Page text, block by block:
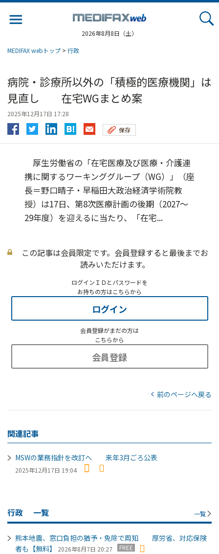
2026年8月8日（土）
MEDIFAX webトップ > 行政
病院・診療所以外の「積極的医療機関」は
見直し 在宅WGまとめ案
2025年12月17日 17:28
保存
厚生労働省の「在宅医療及び医療・介護連
携に関するワーキンググループ（WG）」（座
長＝野口晴子・早稲田大政治経済学術院教
授）は17日、第8次医療計画の後期（2027～
29年度）を迎えるに当たり、「在宅...
この記事は会員限定です。会員登録すると最後までお
読みいただけます。
ログインＩＤとパスワードを
お持ちの方はこちらから
ログイン
会員登録がまだの方は
こちらから
会員登録
前のページへ戻る
関連記事
MSWの業務指針を改訂へ 来年3月ごろ公表
2025年12月17日 19:04
行政 一覧 一覧
熊本地震、窓口負担の猶予・免除で周知 厚労省、対応保険
者も【無料】
2026年8月7日 20:27 FREE